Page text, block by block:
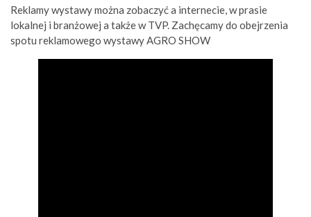
Reklamy wystawy można zobaczyć a internecie, w prasie
lokalnej i branżowej a także w TVP. Zachęcamy do obejrzenia
spotu reklamowego wystawy AGRO SHOW